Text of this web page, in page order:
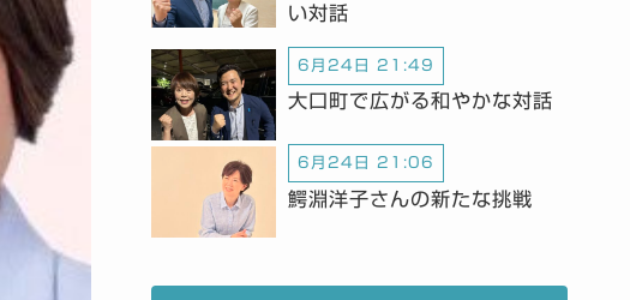
い対話
6月24日 21:49
大口町で広がる和やかな対話
6月24日 21:06
鰐淵洋子さんの新たな挑戦